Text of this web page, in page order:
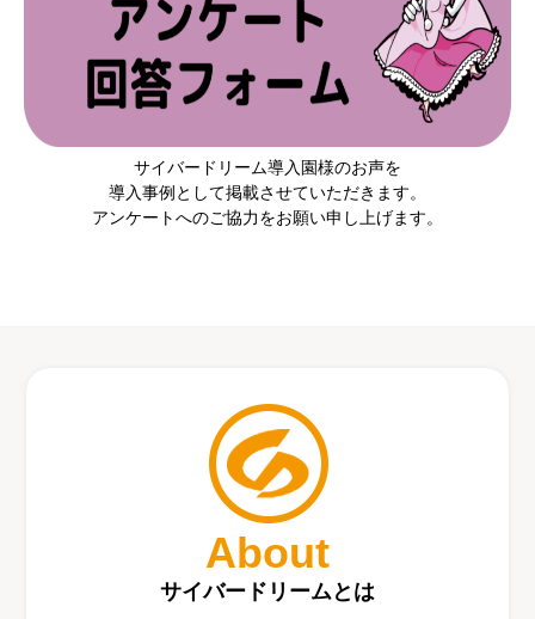
サイバードリーム導入園様のお声を
導入事例として掲載させていただきます。
アンケートへのご協力をお願い申し上げます。
About
サイバードリームとは